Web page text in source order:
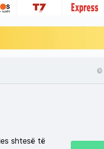
©
shtesë të